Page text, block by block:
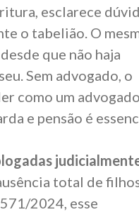
esclarece
o tabelião. O
que não haja
Sem advogado, o
como um
e pensão é
total de
571/2024 , esse